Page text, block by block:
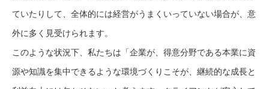
ていたりして、全体的には経営がうまくいっていない場合が、意
外に多く見受けられます。
このような状況下、私たちは「企業が、得意分野である本業に資
源や知識を集中できるような環境づくりこそが、継続的な成長と